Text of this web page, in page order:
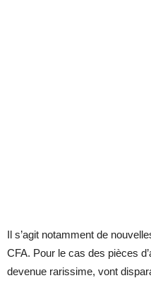
Il s’agit notamment de
CFA. Pour le cas des pièces
devenue rarissime, vont